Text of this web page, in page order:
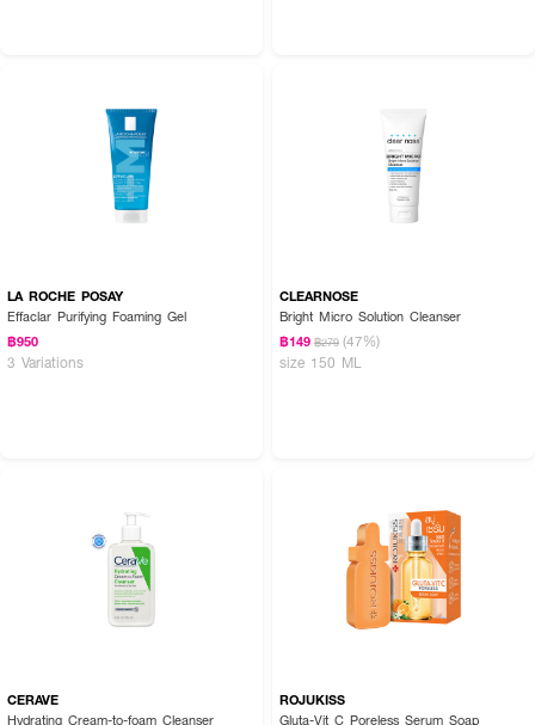
LA ROCHE POSAY
Effaclar Purifying Foaming Gel
฿950
3 Variations
CLEARNOSE
Bright Micro Solution Cleanser
฿149 ฿279 (47%)
size 150 ML
CERAVE
Hydrating Cream-to-foam Cleanser
ROJUKISS
Gluta-Vit C Poreless Serum Soap